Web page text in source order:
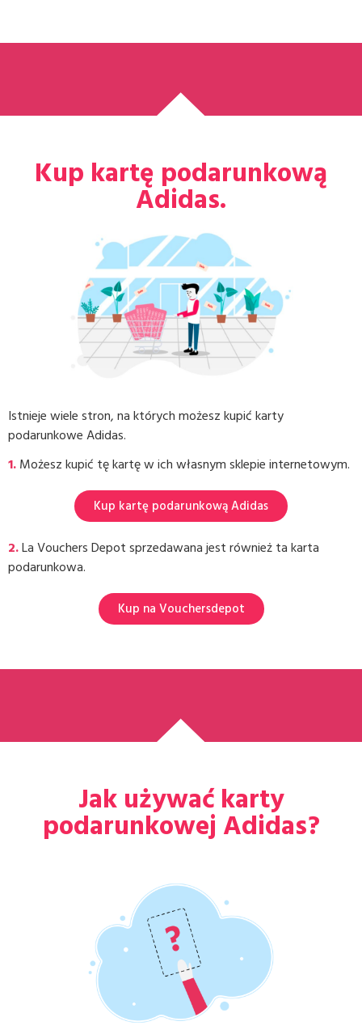
Kup kartę podarunkową
Adidas.
Istnieje wiele stron, na których możesz kupić karty
podarunkowe Adidas.
1.Możesz kupić tę kartę w ich własnym sklepie internetowym.
Kup kartę podarunkową Adidas
2.La Vouchers Depot sprzedawana jest również ta karta
podarunkowa.
Kup na Vouchersdepot
Jak używać karty
podarunkowej Adidas?